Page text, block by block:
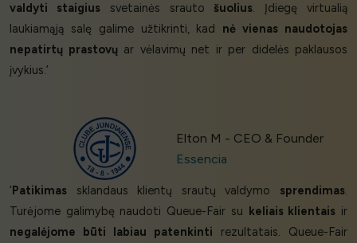
valdyti staigiussvetainės srauto šuolius. Įdiegę virtualią
laukiamąją salę galime užtikrinti, kad nė vienas naudotojas
nepatirtų prastovųar vėlavimų net ir per didelės paklausos
įvykius.’
Elton M - CEO & Founder
Essencia
‘Patikimas sklandaus klientų srautų valdymo sprendimas.
Turėjome galimybę naudoti Queue-Fair su keliais klientais ir
negalėjome būti labiau patenkinti rezultatais. Queue-Fair